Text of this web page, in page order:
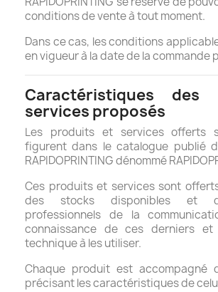
conditions de vente à tout moment.
Dans ce cas, les conditions
en vigueur à la date de la commande
Caractéristiques
services proposés
Les produits et services offerts
figurent dans le catalogue publié
RAPIDOPRINTING dénommé
Ces produits et services sont
des stocks disponibles et
professionnels de la
connaissance de ces derniers
technique à les utiliser.
Chaque produit est accompagné
précisant les caractéristiques de